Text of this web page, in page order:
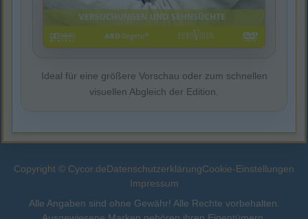
Ideal für eine größere Vorschau oder zum schnellen
visuellen Abgleich der Edition.
Copyright © Cycor.deDatenschutzerklärungCookie-Einstellungen
Impressum
Alle Angaben sind ohne Gewähr! Alle Rechte vorbehalten.